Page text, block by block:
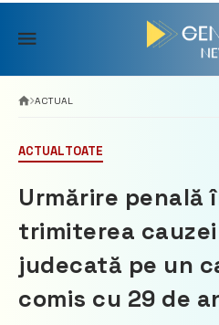
Skip
content
ACTUAL
ACTUALTOATE
Urmărire penală
trimiterea
judecată pe un
comis cu 29 de